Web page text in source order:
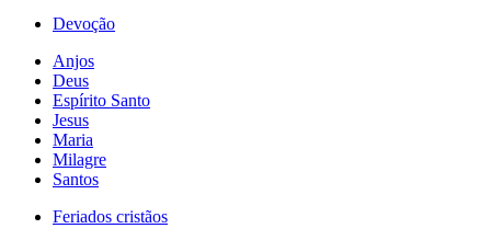
Devoção
Anjos
Deus
Espírito Santo
Jesus
Maria
Milagre
Santos
Feriados cristãos